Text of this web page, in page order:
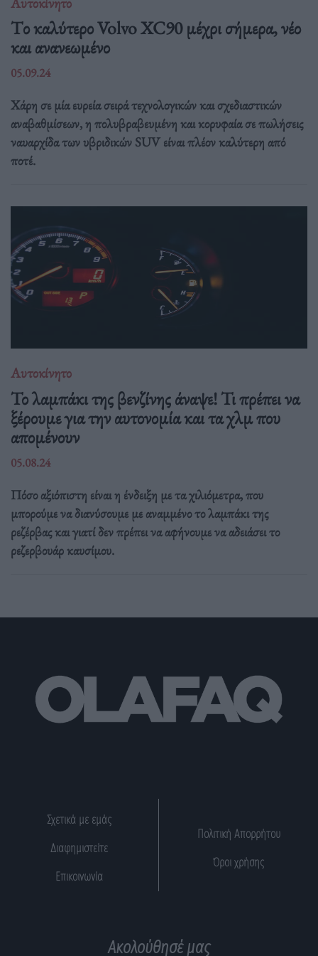
Tο καλύτερο Volvo XC90 μέχρι σήμερα, νέο
και ανανεωμένο
05.09.24
Χάρη σε μία ευρεία σειρά τεχνολογικών και σχεδιαστικών
αναβαθμίσεων, η πολυβραβευμένη και κορυφαία σε πωλήσεις
ναυαρχίδα των υβριδικών SUV είναι πλέον καλύτερη από
ποτέ.
Αυτοκίνητο
Το λαμπάκι της βενζίνης άναψε! Τι πρέπει να
ξέρουμε για την αυτονομία και τα χλμ που
απομένουν
05.08.24
Πόσο αξιόπιστη είναι η ένδειξη με τα χιλιόμετρα, που
μπορούμε να διανύσουμε με αναμμένο το λαμπάκι της
ρεζέρβας και γιατί δεν πρέπει να αφήνουμε να αδειάσει το
ρεζερβουάρ καυσίμου.
Σχετικά με εμάς
Διαφημιστείτε
Επικοινωνία
Πολιτική Απορρήτου
Όροι χρήσης
Ακολούθησέ μας